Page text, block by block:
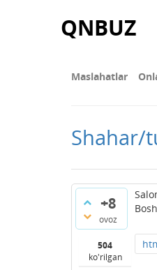
QNBUZ
Maslahatlar
Shahar/
+8
ovoz
504
ko'rilgan